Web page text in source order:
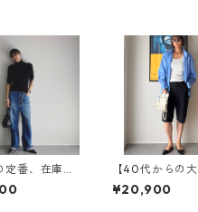
定番、在庫限
サルー /
MID BLUE
【40代からの
ョートパンツ
e Shorts/ マリ
¥20,900